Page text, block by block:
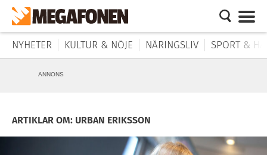
NYHETER KULTUR & NÖJE NÄRINGSLIV SPORT &
ANNONS
ARTIKLAR OM: URBAN ERIKSSON